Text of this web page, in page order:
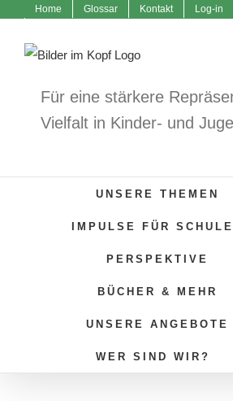
springen
Home Glossar Kontakt Log-in
Für eine stärkere
Vielfalt in Kinder- und
UNSERE THEMEN
IMPULSE FÜR
PERSPEKTIVE
BÜCHER & MEHR
UNSERE ANGEBOTE
WER SIND WIR?